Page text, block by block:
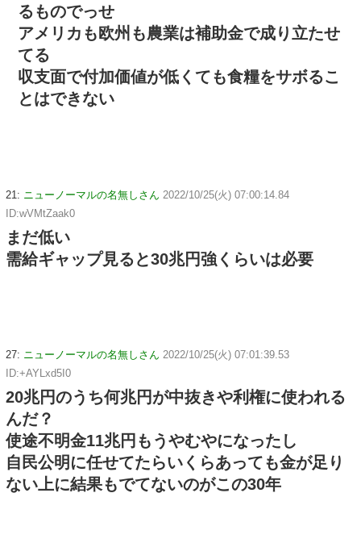
るものでっせ
アメリカも欧州も農業は補助金で成り立たせ
てる
収支面で付加価値が低くても食糧をサボるこ
とはできない
21: ニューノーマルの名無しさん 2022/10/25(火) 07:00:14.84
ID:wVMtZaak0
まだ低い
需給ギャップ見ると30兆円強くらいは必要
27: ニューノーマルの名無しさん 2022/10/25(火) 07:01:39.53
ID:+AYLxd5I0
20兆円のうち何兆円が中抜きや利権に使われる
んだ？
使途不明金11兆円もうやむやになったし
自民公明に任せてたらいくらあっても金が足り
ない上に結果もでてないのがこの30年